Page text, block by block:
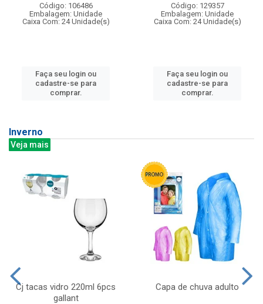
Código: 106486
Embalagem: Unidade
Caixa Com: 24 Unidade(s)
Faça seu login ou
cadastre-se para
comprar.
Código: 129357
Embalagem: Unidade
Caixa Com: 24 Unidade(s)
Faça seu login ou
cadastre-se para
comprar.
Inverno
Veja mais
Cj tacas vidro 220ml 6pcs
gallant
Capa de chuva adulto